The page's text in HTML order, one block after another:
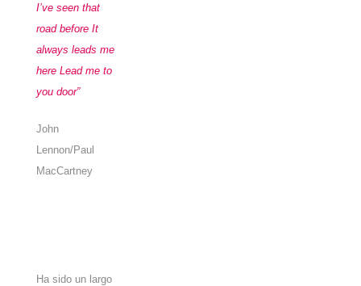
I’ve seen that
road before It
always leads me
here Lead me to
you door”
John
Lennon/Paul
MacCartney
Ha sido un largo